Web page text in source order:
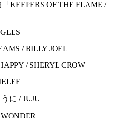
KEEPERS OF THE FLAME /
/ BILLY JOEL
/ SHERYL CROW
に / JUJU